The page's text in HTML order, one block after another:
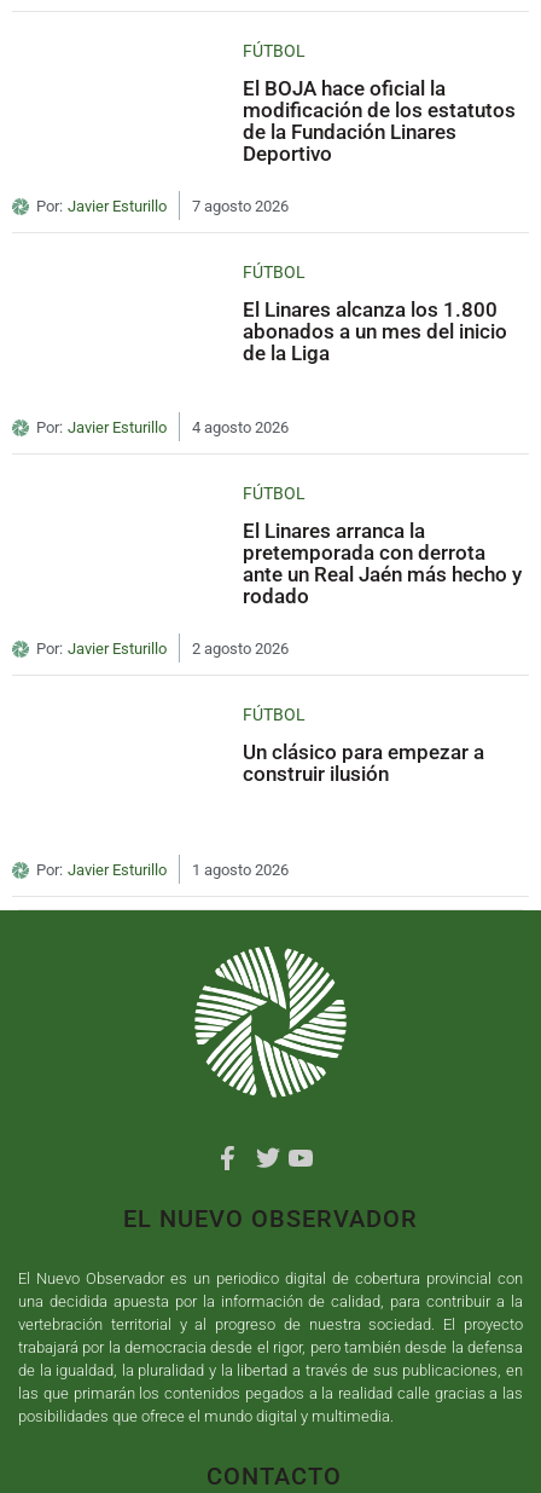
FÚTBOL
El BOJA hace oficial la
modificación de los estatutos
de la Fundación Linares
Deportivo
Por: Javier Esturillo 7 agosto 2026
FÚTBOL
El Linares alcanza los 1.800
abonados a un mes del inicio
de la Liga
Por: Javier Esturillo 4 agosto 2026
FÚTBOL
El Linares arranca la
pretemporada con derrota
ante un Real Jaén más hecho y
rodado
Por: Javier Esturillo 2 agosto 2026
FÚTBOL
Un clásico para empezar a
construir ilusión
Por: Javier Esturillo 1 agosto 2026
EL NUEVO OBSERVADOR
El Nuevo Observador es un periodico digital de cobertura provincial con
una decidida apuesta por la información de calidad, para contribuir a la
vertebración territorial y al progreso de nuestra sociedad. El proyecto
trabajará por la democracia desde el rigor, pero también desde la defensa
de la igualdad, la pluralidad y la libertad a través de sus publicaciones, en
las que primarán los contenidos pegados a la realidad calle gracias a las
posibilidades que ofrece el mundo digital y multimedia.
CONTACTO